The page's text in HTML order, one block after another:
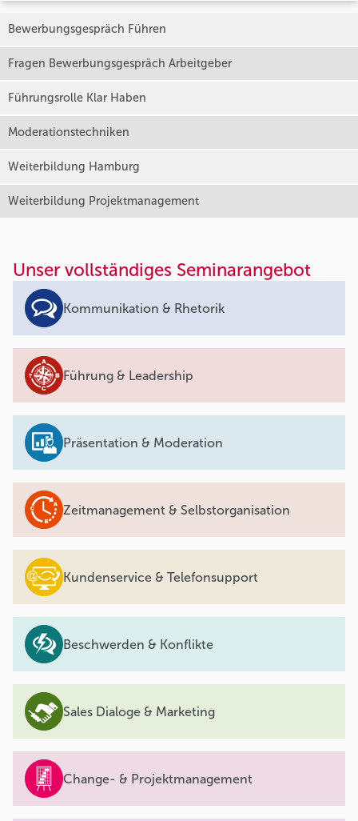
Bewerbungsgespräch Führen
Fragen Bewerbungsgespräch Arbeitgeber
Führungsrolle Klar Haben
Moderationstechniken
Weiterbildung Hamburg
Weiterbildung Projektmanagement
Unser vollständiges Seminarangebot
Kommunikation & Rhetorik
Führung & Leadership
Präsentation & Moderation
Zeitmanagement & Selbstorganisation
Kundenservice & Telefonsupport
Beschwerden & Konflikte
Sales Dialoge & Marketing
Change- & Projektmanagement